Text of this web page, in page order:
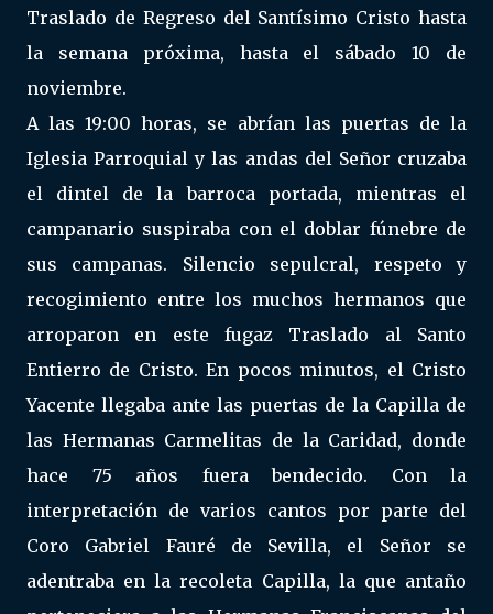
Traslado de Regreso del Santísimo Cristo hasta
la semana próxima, hasta el sábado 10 de
noviembre.
A las 19:00 horas, se abrían las puertas de la
Iglesia Parroquial y las andas del Señor cruzaba
el dintel de la barroca portada, mientras el
campanario suspiraba con el doblar fúnebre de
sus campanas. Silencio sepulcral, respeto y
recogimiento entre los muchos hermanos que
arroparon en este fugaz Traslado al Santo
Entierro de Cristo. En pocos minutos, el Cristo
Yacente llegaba ante las puertas de la Capilla de
las Hermanas Carmelitas de la Caridad, donde
hace 75 años fuera bendecido. Con la
interpretación de varios cantos por parte del
Coro Gabriel Fauré de Sevilla, el Señor se
adentraba en la recoleta Capilla, la que antaño